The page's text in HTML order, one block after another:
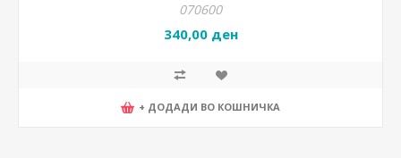
070600
340,00 ден
+ ДОДАДИ ВО КОШНИЧКА